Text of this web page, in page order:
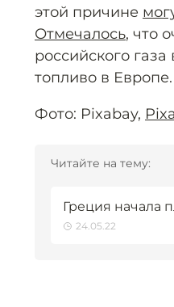
этой причине
Отмечалось, что
российского
топливо в Европе.
Фото: Pixabay,
Читайте на тему:
Греция начала
24.05.22